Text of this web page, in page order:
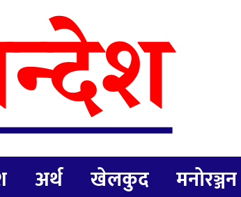
अर्थ खेलकुद मनोरञ्जन